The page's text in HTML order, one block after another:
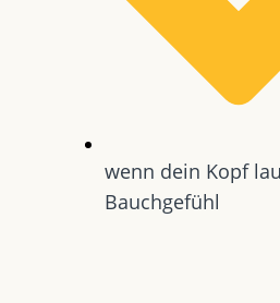
wenn dein Kopf
Bauchgefühl